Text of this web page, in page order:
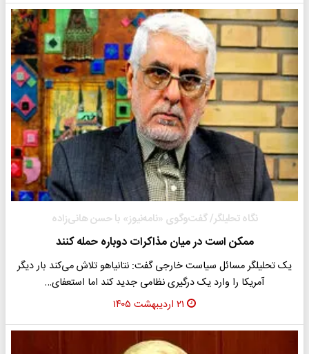
نگاه تحلیلگر/ گفت‌وگوی «نامه‌نیوز» با حسن هانی‌زاده
ممکن است در میان مذاکرات دوباره حمله کنند
یک تحلیلگر مسائل سیاست خارجی گفت: نتانیاهو تلاش می‌کند بار دیگر
آمریکا را وارد یک درگیری نظامی جدید کند اما استعفای…
۲۱ اردیبهشت ۱۴۰۵